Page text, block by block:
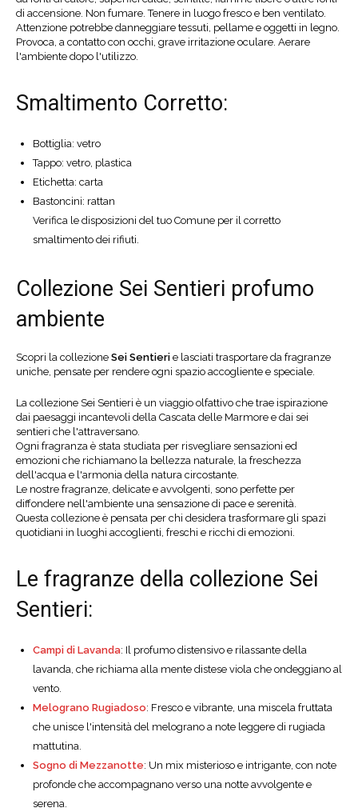
di accensione. Non fumare. Tenere in luogo fresco e ben ventilato.
Attenzione potrebbe danneggiare tessuti, pellame e oggetti in legno.
Provoca, a contatto con occhi, grave irritazione oculare. Aerare
l'ambiente dopo l'utilizzo.
Smaltimento Corretto:
Bottiglia: vetro
Tappo: vetro, plastica
Etichetta: carta
Bastoncini: rattan
Verifica le disposizioni del tuo Comune per il corretto
smaltimento dei rifiuti.
Collezione Sei Sentieri profumo
ambiente
Scopri la collezione Sei Sentieri e lasciati trasportare da fragranze
uniche, pensate per rendere ogni spazio accogliente e speciale.
La collezione Sei Sentieri è un viaggio olfattivo che trae ispirazione
dai paesaggi incantevoli della Cascata delle Marmore e dai sei
sentieri che l'attraversano.
Ogni fragranza è stata studiata per risvegliare sensazioni ed
emozioni che richiamano la bellezza naturale, la freschezza
dell'acqua e l'armonia della natura circostante.
Le nostre fragranze, delicate e avvolgenti, sono perfette per
diffondere nell'ambiente una sensazione di pace e serenità.
Questa collezione è pensata per chi desidera trasformare gli spazi
quotidiani in luoghi accoglienti, freschi e ricchi di emozioni.
Le fragranze della collezione Sei
Sentieri:
Campi di Lavanda: Il profumo distensivo e rilassante della
lavanda, che richiama alla mente distese viola che ondeggiano al
vento.
Melograno Rugiadoso: Fresco e vibrante, una miscela fruttata
che unisce l'intensità del melograno a note leggere di rugiada
mattutina.
Sogno di Mezzanotte: Un mix misterioso e intrigante, con note
profonde che accompagnano verso una notte avvolgente e
serena.